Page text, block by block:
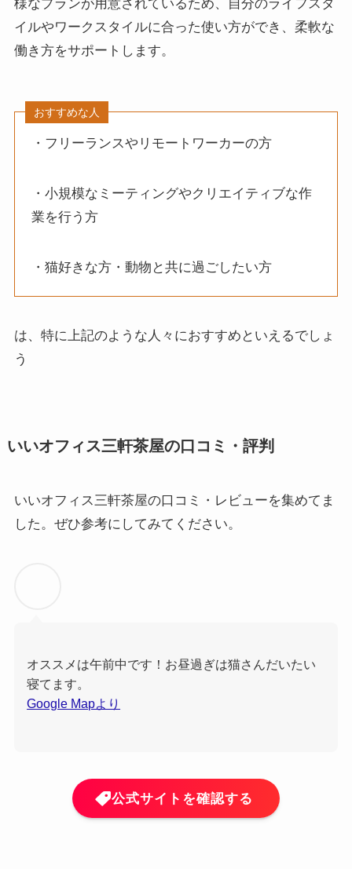
様なプランが用意されているため、自分のライフスタ
イルやワークスタイルに合った使い方ができ、柔軟な
働き方をサポートします。
おすすめな人
・フリーランスやリモートワーカーの方
・小規模なミーティングやクリエイティブな作
業を行う方
・猫好きな方・動物と共に過ごしたい方
は、特に上記のような人々におすすめといえるでしょ
う
いいオフィス三軒茶屋の口コミ・評判
いいオフィス三軒茶屋の口コミ・レビューを集めてま
した。ぜひ参考にしてみてください。
オススメは午前中です！お昼過ぎは猫さんだいたい
寝てます。
Google Mapより
公式サイトを確認する